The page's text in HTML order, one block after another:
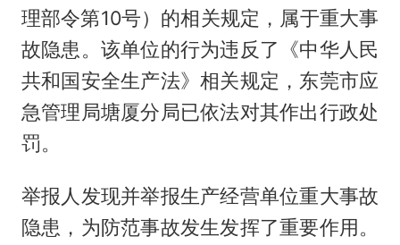
理部令第10号）的相关规定，属于重大事
故隐患。该单位的行为违反了《中华人民
共和国安全生产法》相关规定，东莞市应
急管理局塘厦分局已依法对其作出行政处
罚。
举报人发现并举报生产经营单位重大事故
隐患，为防范事故发生发挥了重要作用。